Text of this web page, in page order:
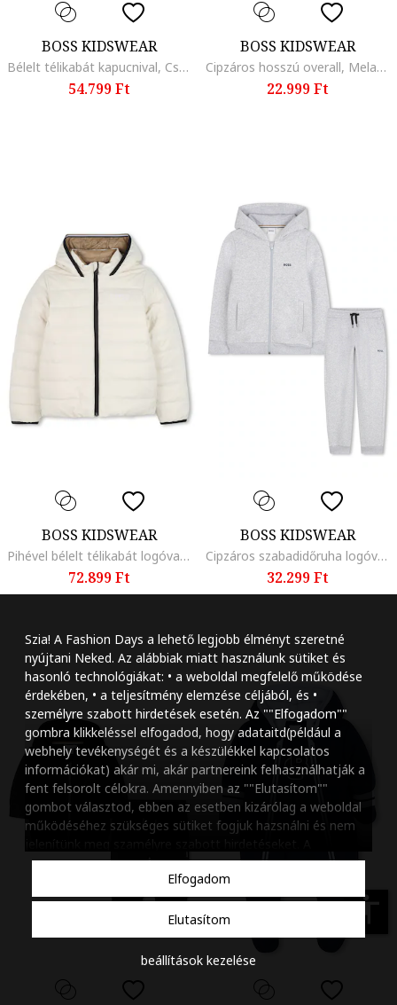
Szia! A Fashion Days a lehető legjobb élményt szeretné
nyújtani Neked. Az alábbiak miatt használunk sütiket és
hasonló technológiákat: • a weboldal megfelelő működése
érdekében, • a teljesítmény elemzése céljából, és •
személyre szabott hirdetések esetén. Az ""Elfogadom""
gombra klikkeléssel elfogadod, hogy adataitd(például a
webhely tevékenységét és a készülékkel kapcsolatos
információkat) akár mi, akár partnereink felhasználhatják a
fent felsorolt célokra. Amennyiben az ""Elutasítom""
gombot választod, ebben az esetben kizárólag a weboldal
működéséhez szükséges sütiket fogjuk hazsnálni és nem
beállításaidat bármikor módosíthatod, a ""Beállítások
kezelése"" gombra kattintva. Tudj meg többet
szabályzatunkról.
Elfogadom
Elutasítom
beállítások kezelése
BOSS KIDSWEAR
Bélelt télikabát kapucnival, Csontszín
54.799 Ft
BOSS KIDSWEAR
Cipzáros hosszú overall, Melange szürke
22.999 Ft
BOSS KIDSWEAR
Pihével bélelt télikabát logóval, Tópbarna/Krémszín
72.899 Ft
BOSS KIDSWEAR
Cipzáros szabadidőruha logóval, Melange szürke
32.299 Ft
accessibility
Szöveg méretének
Szóköz növelése
Szóköz csökkentése
Sortávolság
Sortávolság
Színek invertálása
Szürke
Nagy kurzor